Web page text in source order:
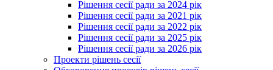
Рішення сесії ради за 2024 рік
Рішення сесії ради за 2021 рік
Рішення сесії ради за 2022 рік
Рішення сесії ради за 2025 рік
Рішення сесії ради за 2026 рік
Проекти рішень сесії